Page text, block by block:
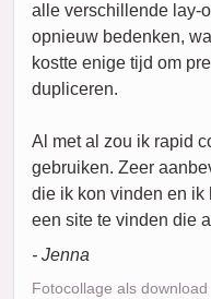
alle verschillende lay-
opnieuw bedenken,
kostte enige tijd om
dupliceren.
Al met al zou ik rapid
gebruiken. Zeer
die ik kon vinden en ik
een site te vinden die
- Jenna
Fotocollage als download